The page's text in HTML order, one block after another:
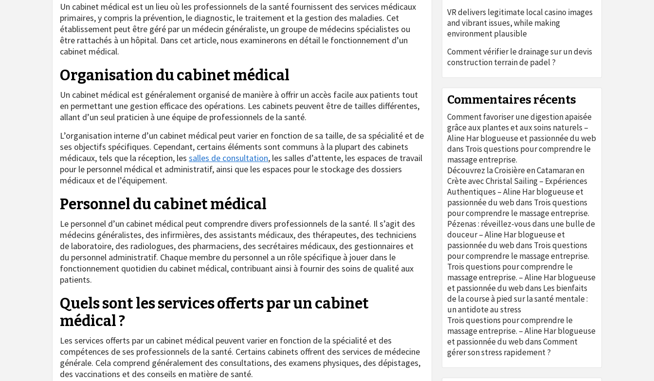
Un cabinet médical est un lieu où les professionnels de la santé fournissent des services médicaux
primaires, y compris la prévention, le diagnostic, le traitement et la gestion des maladies. Cet
établissement peut être géré par un médecin généraliste, un groupe de médecins spécialistes ou
être rattachés à un hôpital. Dans cet article, nous examinerons en détail le fonctionnement d’un
cabinet médical.
Organisation du cabinet médical
Un cabinet médical est généralement organisé de manière à offrir un accès facile aux patients tout
en permettant une gestion efficace des opérations. Les cabinets peuvent être de tailles différentes,
allant d’un seul praticien à une équipe de professionnels de la santé.
L’organisation interne d’un cabinet médical peut varier en fonction de sa taille, de sa spécialité et de
ses objectifs spécifiques. Cependant, certains éléments sont communs à la plupart des cabinets
médicaux, tels que la réception, les salles de consultation, les salles d’attente, les espaces de travail
pour le personnel médical et administratif, ainsi que les espaces pour le stockage des dossiers
médicaux et de l’équipement.
Personnel du cabinet médical
Le personnel d’un cabinet médical peut comprendre divers professionnels de la santé. Il s’agit des
médecins généralistes, des infirmières, des assistants médicaux, des thérapeutes, des techniciens
de laboratoire, des radiologues, des pharmaciens, des secrétaires médicaux, des gestionnaires et
du personnel administratif. Chaque membre du personnel a un rôle spécifique à jouer dans le
fonctionnement quotidien du cabinet médical, contribuant ainsi à fournir des soins de qualité aux
patients.
Quels sont les services offerts par un cabinet
médical ?
Les services offerts par un cabinet médical peuvent varier en fonction de la spécialité et des
compétences de ses professionnels de la santé. Certains cabinets offrent des services de médecine
générale. Cela comprend généralement des consultations, des examens physiques, des dépistages,
des vaccinations et des conseils en matière de santé.
VR delivers legitimate local casino images
and vibrant issues, while making
environment plausible
Comment vérifier le drainage sur un devis
construction terrain de padel ?
Commentaires récents
Comment favoriser une digestion apaisée
grâce aux plantes et aux soins naturels –
Aline Har blogueuse et passionnée du web
dans Trois questions pour comprendre le
massage entreprise.
Découvrez la Croisière en Catamaran en
Crète avec Christal Sailing – Expériences
Authentiques – Aline Har blogueuse et
passionnée du webdans Trois questions
pour comprendre le massage entreprise.
Pézenas : réveillez-vous dans une bulle de
douceur – Aline Har blogueuse et
passionnée du webdans Trois questions
pour comprendre le massage entreprise.
Trois questions pour comprendre le
massage entreprise. – Aline Har blogueuse
et passionnée du webdans Les bienfaits
de la course à pied sur la santé mentale :
un antidote au stress
Trois questions pour comprendre le
massage entreprise. – Aline Har blogueuse
et passionnée du webdansComment
gérer son stress rapidement ?